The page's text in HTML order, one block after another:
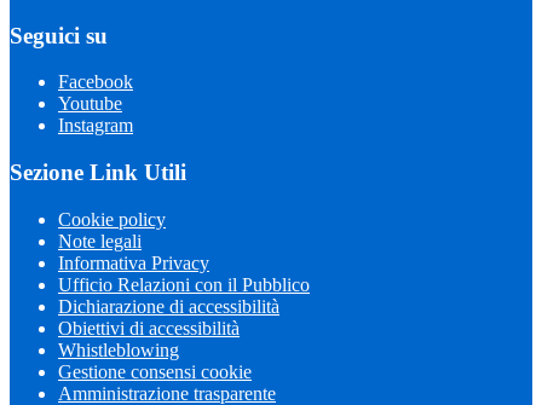
Seguici su
Facebook
Youtube
Instagram
Sezione Link Utili
Cookie policy
Note legali
Informativa Privacy
Ufficio Relazioni con il Pubblico
Dichiarazione di accessibilità
Obiettivi di accessibilità
Whistleblowing
Gestione consensi cookie
Amministrazione trasparente